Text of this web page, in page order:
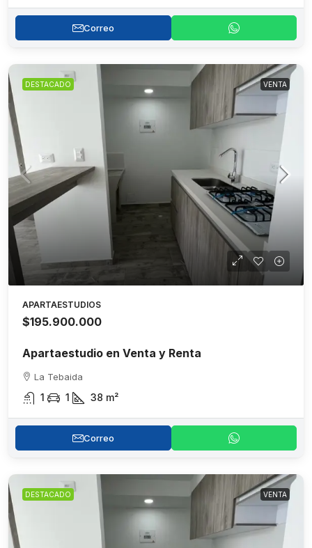
Correo
DESTACADO VENTA
APARTAESTUDIOS
$195.900.000
Apartaestudio en Venta y Renta
La Tebaida
1 1 38 m²
Correo
DESTACADO VENTA